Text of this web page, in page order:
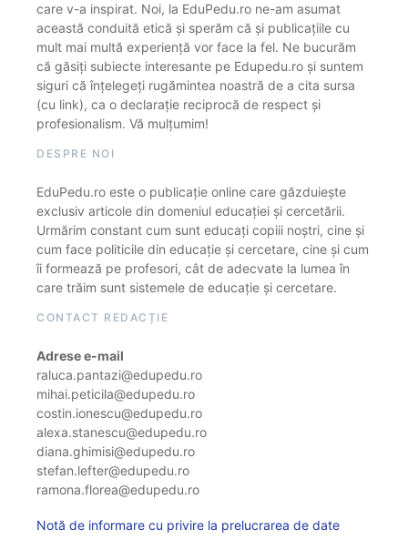
care v-a inspirat. Noi, la EduPedu.ro ne-am asumat
această conduită etică și sperăm că și publicațiile cu
mult mai multă experiență vor face la fel. Ne bucurăm
că găsiți subiecte interesante pe Edupedu.ro și suntem
siguri că înțelegeți rugămintea noastră de a cita sursa
(cu link), ca o declarație reciprocă de respect și
profesionalism. Vă mulțumim!
DESPRE NOI
EduPedu.ro este o publicație online care găzduiește
exclusiv articole din domeniul educației și cercetării.
Urmărim constant cum sunt educați copiii noștri, cine și
cum face politicile din educație și cercetare, cine și cum
îi formează pe profesori, cât de adecvate la lumea în
care trăim sunt sistemele de educație și cercetare.
CONTACT REDACȚIE
Adrese e-mail
raluca.pantazi@edupedu.ro
mihai.peticila@edupedu.ro
costin.ionescu@edupedu.ro
alexa.stanescu@edupedu.ro
diana.ghimisi@edupedu.ro
stefan.lefter@edupedu.ro
ramona.florea@edupedu.ro
Notă de informare cu privire la prelucrarea de date